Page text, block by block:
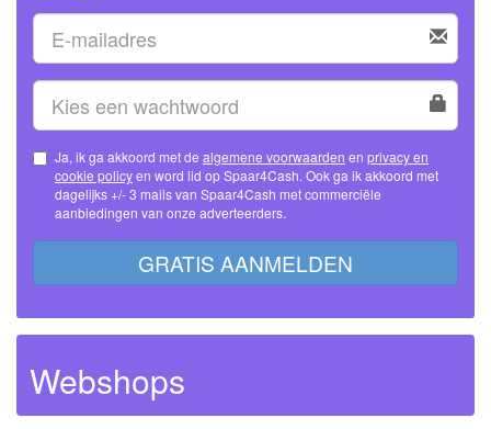
Ja, ik ga akkoord met de algemene voorwaarden en privacy en
cookie policy
dagelijks +/- 3 mails van Spaar4Cash met commerciële
aanbiedingen van onze adverteerders.
GRATIS AANMELDEN
Webshops